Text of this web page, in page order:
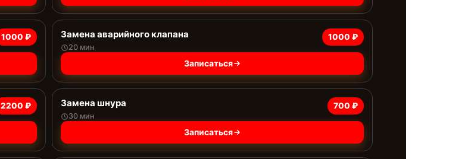
1000 ₽ Замена аварийного клапана
20 мин
1000 ₽
Записаться
2200 ₽ Замена шнура
30 мин
700 ₽
Записаться